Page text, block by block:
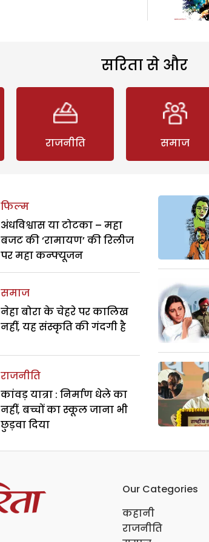
सरिता से और
राजनीति समाज
फिल्म
अंधविश्वास या टोटका – महा
बजट की ‘रामायण’ की रिलीज
पर महा कन्फ्यूजन
समाज
नेहा बोरा के चेहरे पर कालिख
नहीं, यह संस्कृति की गंदगी है
राजनीति
कांवड़ यात्रा : निर्माण धेले का
नहीं, बच्चों का स्कूल जाना भी
छुड़वा दिया
Our Categories
कहानी
राजनीति